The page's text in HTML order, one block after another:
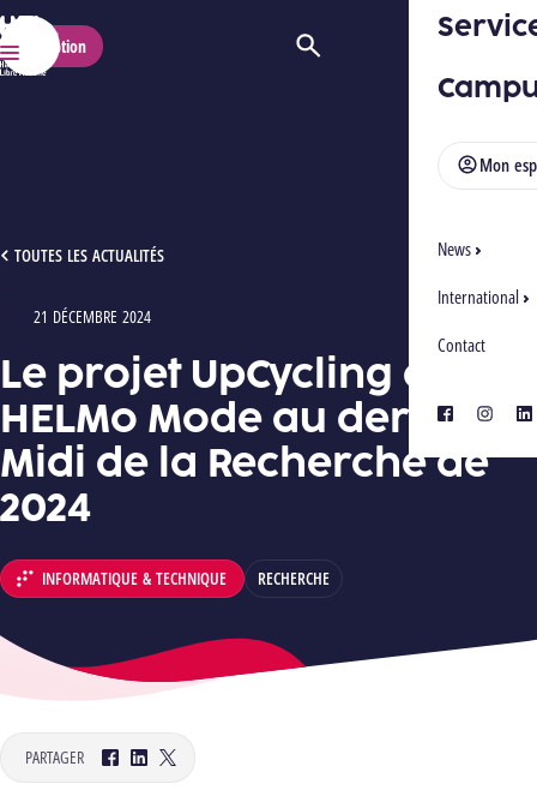
HELMo
Menu
Mon
News
International
Contact
facebook
Inscription Ouvrir/Fermer la recherche
TOUTES LES ACTUALITÉS
LE PROJET UPCYCLING DE HELMO MODE AU DERNIER MIDI DE LA RECHERCHE DE
Le projet UpCycling de
HELMo Mode au dernier
Midi de la Recherche de
2024
Type : Articles
21 DÉCEMBRE 2024
DÉPARTEMENT :
INFORMATIQUE & TECHNIQUE RECHERCHE
PARTAGER
Facebook
LinkedInTwitter